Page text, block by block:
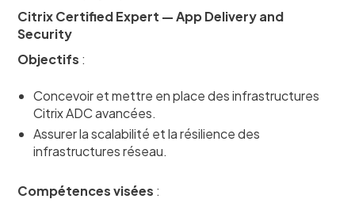
Citrix Certified Expert — App Delivery and
Security
Objectifs :
Concevoir et mettre en place des infrastructures
Citrix ADC avancées.
Assurer la scalabilité et la résilience des
infrastructures réseau.
Compétences visées :